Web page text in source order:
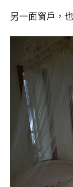
另一面窗戶，